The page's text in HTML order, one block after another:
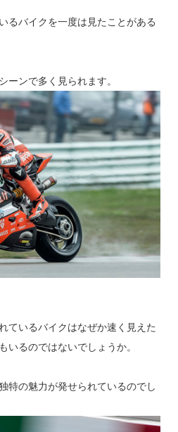
るバイクを一度は見たことがある
ーンで多く見られます。
ているバイクはなぜか速く見えた
いるのではないでしょうか。
特の魅力が発せられているのでし